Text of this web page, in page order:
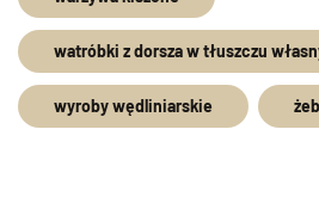
watróbki z dorsza w tłuszczu
wyroby wędliniarskie